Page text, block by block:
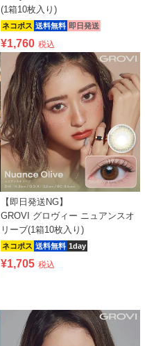
(1箱10枚入り)
ネコポス 送料無料 即日発送
¥1,760 税込
【即日発送NG】
GROVI グロヴィー ニュアンスオ
リーブ(1箱10枚入り)
ネコポス 送料無料 1day
¥1,705 税込